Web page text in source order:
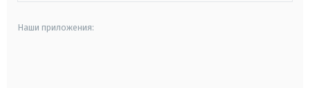
Наши приложения: